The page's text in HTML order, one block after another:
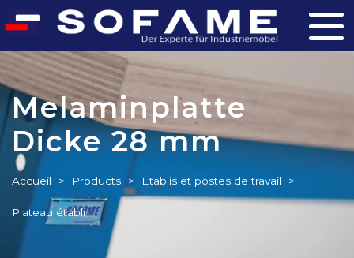
Melaminplatte
Dicke 28 mm
Accueil > Products > Etablis et postes de travail >
Plateau établi